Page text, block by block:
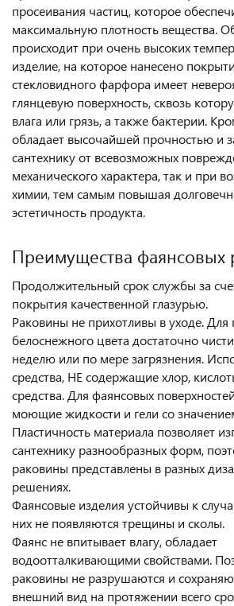
просеивания частиц, которое
максимальную плотность вещества.
происходит при очень высоких
изделие, на которое нанесено
стекловидного фарфора имеет
глянцевую поверхность, сквозь
влага или грязь, а также бактерии.
обладает высочайшей прочностью и
сантехнику от всевозможных
механического характера, так и при
химии, тем самым повышая
эстетичность продукта.
Преимущества фаянсовых
Продолжительный срок службы за
покрытия качественной глазурью.
Раковины не прихотливы в уходе.
белоснежного цвета достаточно
неделю или по мере загрязнения.
средства, НЕ содержащие хлор,
средства. Для фаянсовых
моющие жидкости и гели со
Пластичность материала позволяет
сантехнику разнообразных форм,
раковины представлены в разных
решениях.
Фаянсовые изделия устойчивы к
них не появляются трещины и сколы.
Фаянс не впитывает влагу, обладает
водоотталкивающими свойствами.
раковины не разрушаются и
внешний вид на протяжении всего